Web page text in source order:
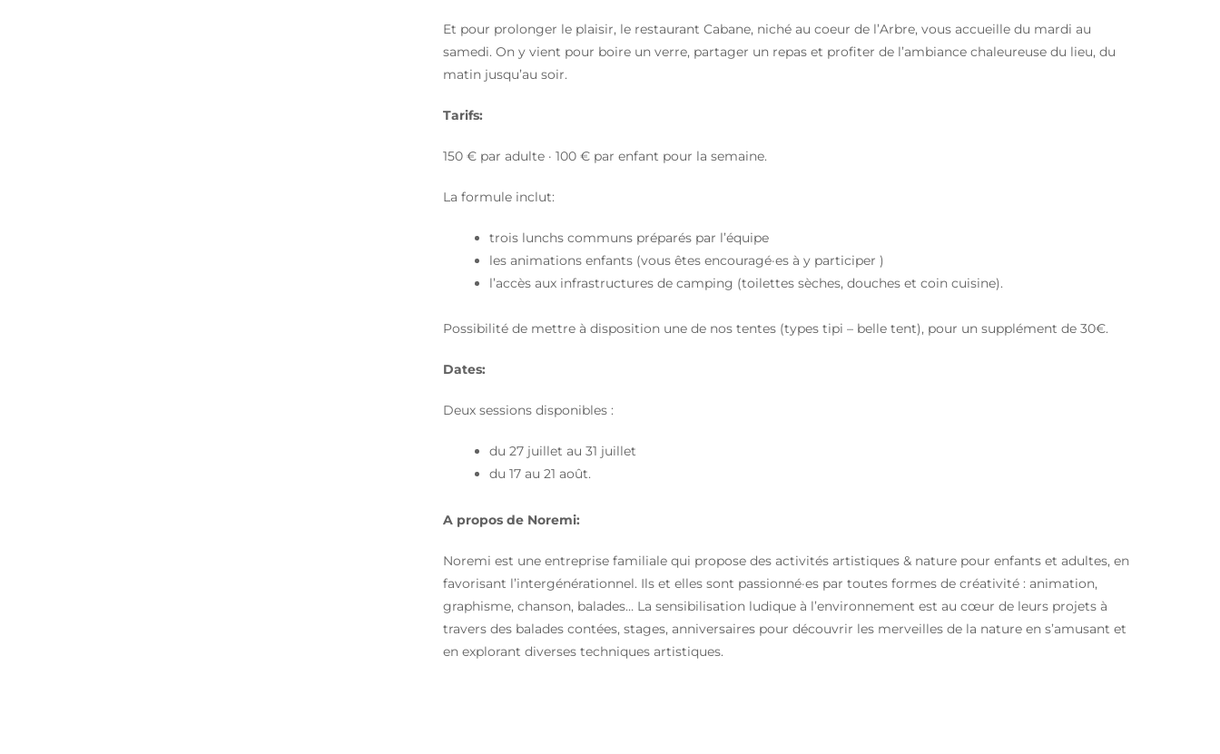
Et pour prolonger le plaisir, le restaurant Cabane, niché au coeur de l’Arbre, vous accueille du mardi au
samedi. On y vient pour boire un verre, partager un repas et profiter de l’ambiance chaleureuse du lieu, du
matin jusqu’au soir.
Tarifs:
150 € par adulte · 100 € par enfant pour la semaine.
La formule inclut:
trois lunchs communs préparés par l’équipe
les animations enfants (vous êtes encouragé·es à y participer )
l’accès aux infrastructures de camping (toilettes sèches, douches et coin cuisine).
Possibilité de mettre à disposition une de nos tentes (types tipi – belle tent), pour un supplément de 30€.
Dates:
Deux sessions disponibles :
du 27 juillet au 31 juillet
du 17 au 21 août.
A propos de Noremi:
Noremi est une entreprise familiale qui propose des activités artistiques & nature pour enfants et adultes, en
favorisant l’intergénérationnel. Ils et elles sont passionné·es par toutes formes de créativité : animation,
graphisme, chanson, balades… La sensibilisation ludique à l’environnement est au cœur de leurs projets à
travers des balades contées, stages, anniversaires pour découvrir les merveilles de la nature en s’amusant et
en explorant diverses techniques artistiques.